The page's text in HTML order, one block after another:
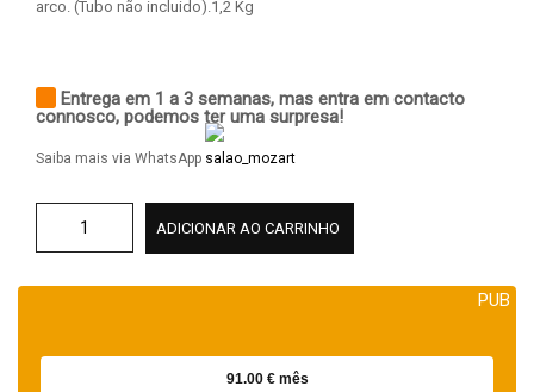
arco. (Tubo não incluido).1,2 Kg
Entrega em 1 a 3 semanas, mas entra em contacto
connosco, podemos ter uma surpresa!
Saiba mais via WhatsApp
ADICIONAR AO CARRINHO
PUB
91.00 € mês